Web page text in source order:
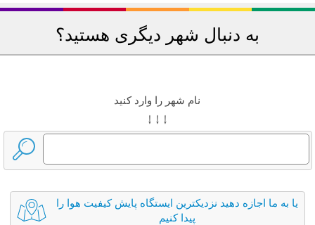
به دنبال شهر دیگری هستید؟
نام شهر را وارد کنید
↓ ↓ ↓
یا به ما اجازه دهید نزدیکترین ایستگاه پایش کیفیت هوا را
پیدا کنیم